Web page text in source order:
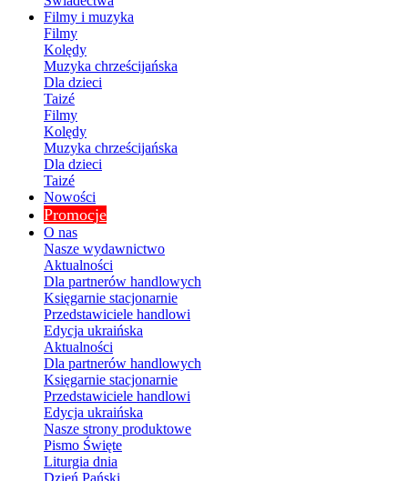
Filmy i muzyka
Filmy
Kolędy
Muzyka chrześcijańska
Dla dzieci
Taizé
Filmy
Kolędy
Muzyka chrześcijańska
Dla dzieci
Taizé
Nowości
Promocje
O nas
Nasze wydawnictwo
Aktualności
Dla partnerów handlowych
Księgarnie stacjonarnie
Przedstawiciele handlowi
Edycja ukraińska
Aktualności
Dla partnerów handlowych
Księgarnie stacjonarnie
Przedstawiciele handlowi
Edycja ukraińska
Nasze strony produktowe
Pismo Święte
Liturgia dnia
Dzień Pański